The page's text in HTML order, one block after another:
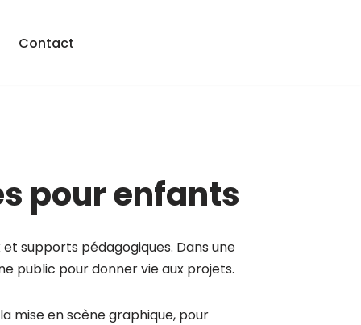
Contact
pour enfants
supports pédagogiques. Dans une
public pour donner vie aux projets.
mise en scène graphique, pour